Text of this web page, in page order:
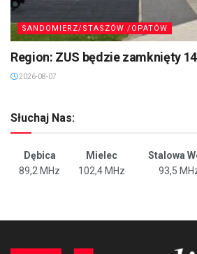
SANDOMIERZ/STASZÓW /OPATÓW
Region: ZUS będzie zamknięty
2026-08-07
Słuchaj Nas:
Dębica Mielec Stalowa
89,2 MHz
102,4 MHz 93,5